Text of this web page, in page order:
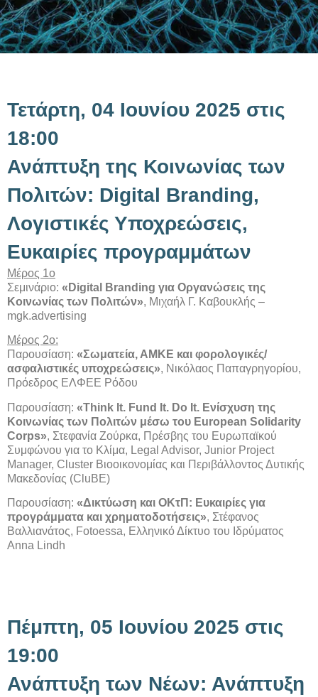
Τετάρτη, 04 Ιουνίου 2025 στις
18:00
Ανάπτυξη της Κοινωνίας των
Πολιτών: Digital Branding,
Λογιστικές Υποχρεώσεις,
Ευκαιρίες προγραμμάτων
Μέρος 1ο
Σεμινάριο: «Digital Branding για Οργανώσεις της
Κοινωνίας των Πολιτών», Μιχαήλ Γ. Καβουκλής –
mgk.advertising
Μέρος 2ο:
Παρουσίαση: «Σωματεία, ΑΜΚΕ και φορολογικές/
ασφαλιστικές υποχρεώσεις», Νικόλαος Παπαγρηγορίου,
Πρόεδρος ΕΛΦΕΕ Ρόδου
Παρουσίαση: «Think It. Fund It. Do It. Ενίσχυση της
Κοινωνίας των Πολιτών μέσω του European Solidarity
Corps», Στεφανία Ζούρκα, Πρέσβης του Ευρωπαϊκού
Συμφώνου για το Κλίμα, Legal Advisor, Junior Project
Manager, Cluster Bιοοικονομίας και Περιβάλλοντος Δυτικής
Μακεδονίας (CluBE)
Παρουσίαση: «Δικτύωση και ΟΚτΠ: Ευκαιρίες για
προγράμματα και χρηματοδοτήσεις», Στέφανος
Βαλλιανάτος, Fotoessa, Ελληνικό Δίκτυο του Ιδρύματος
Anna Lindh
Πέμπτη, 05 Ιουνίου 2025 στις
19:00
Ανάπτυξη των Νέων: Ανάπτυξη